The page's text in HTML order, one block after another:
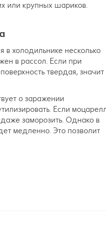
или крупных шариков.
в холодильнике несколько
в рассол. Если при
твердая, значит
о заражении
Если
заморозить. Однако в
медленно. Это позволит